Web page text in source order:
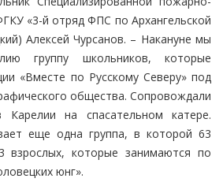
«3-й отряд ФПС по Архангельской
Алексей Чурсанов. – Накануне мы
группу школьников, которые
«Вместе по Русскому Северу» под
общества. Сопровождали
на спасательном катере.
еще одна группа, в которой 63
взрослых, которые занимаются по
юнг».